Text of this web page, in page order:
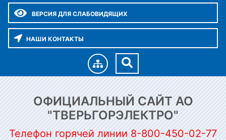
ВЕРСИЯ ДЛЯ СЛАБОВИДЯЩИХ
НАШИ КОНТАКТЫ
ОФИЦИАЛЬНЫЙ САЙТ АО
"ТВЕРЬГОРЭЛЕКТРО"
Телефон горячей линии 8-800-450-02-77